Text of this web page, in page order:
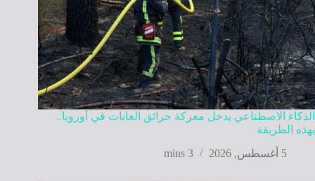
الذكاء الاصطناعي يدخل معركة حرائق الغابات في أوروبا..
بهذه الطريقة
5 أغسطس, 2026
3 mins